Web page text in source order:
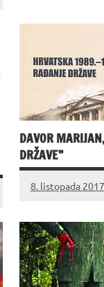
DAVOR
DRŽAVE”
8. listopada